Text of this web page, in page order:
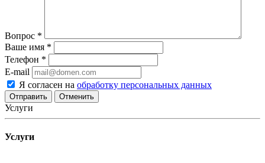
Вопрос *
Ваше имя *
Телефон *
E-mail
Я согласен на обработку персональных данных
Отменить
Услуги
Услуги